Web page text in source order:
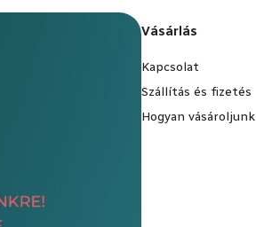
Vásárlás
Kapcsolat
Szállítás és fizetés
Hogyan vásároljunk